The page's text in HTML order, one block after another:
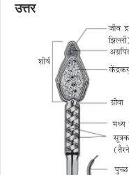
उत्तर